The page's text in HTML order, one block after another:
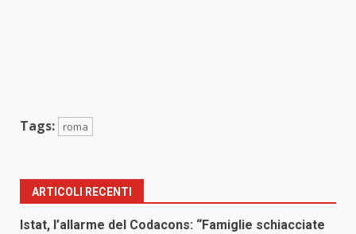
Tags: roma
ARTICOLI RECENTI
Istat, l’allarme del Codacons: “Famiglie schiacciate